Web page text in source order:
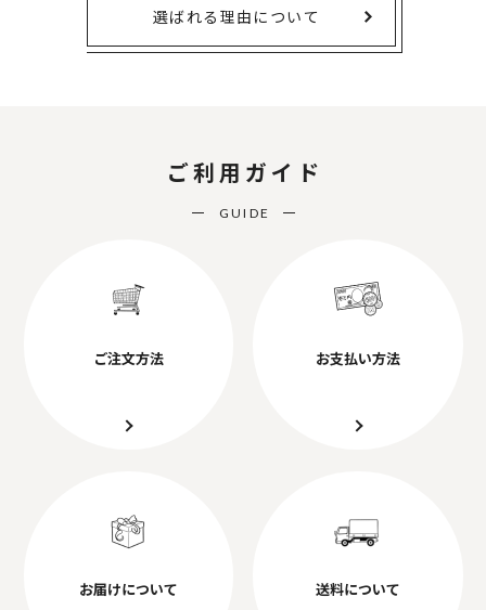
選ばれる理由について
ご利用ガイド
GUIDE
ご注文方法 お支払い方法
お届けについて 送料について